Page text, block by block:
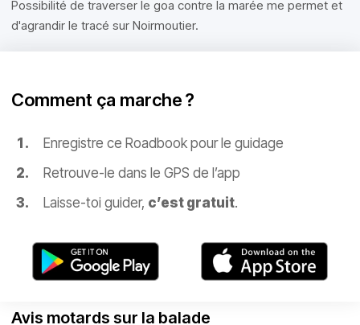
Possibilité de traverser le goa contre la marée me permet et
d'agrandir le tracé sur Noirmoutier.
Comment ça marche ?
Enregistre ce Roadbook pour le guidage
Retrouve-le dans le GPS de l’app
Laisse-toi guider, c’est gratuit.
Avis motards sur la balade